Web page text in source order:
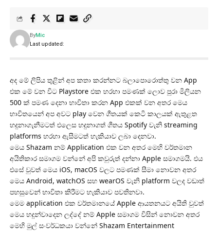
Last updated:
ByMic
අද මේ ලිපිය තුළින් අප කතා කරන්නට බලාපොරොත්තු වන App
එක මේ වන විට Playstore එක හරහා පමණක් ලොව පුරා මිලියන
500 ක් පමණ දෙනා භාවිතා කරන App එකක් වන අතර මෙය
භාවිතයෙන් අප අවට play වෙන ගීතයක් කෙටි කාලයක් ඇතුළත
හදුනාගැනීමටත් එලෙස හදුනාගත් ගීතය Spotify වැනි streaming
platforms හරහා ඇසීමටත් හැකියාව ලබා දෙනවා.
මෙය Shazam නම් Application එක වන අතර මෙහි වර්තමාන
අයිතිකාර සමාගම වන්නේ අපි කවුරුත් දන්නා Apple සමාගමයි. එය
එසේ වුවත් මෙය iOS, macOS වලට පමණක් සීමා නොවන අතර
මෙය Android, watchOS සහ wearOS වැනි platform වලද වඩාත්
පහසුවෙන් භාවිතා කිරීමට හැකියාව පවතිනවා.
මෙම application එක වර්තමානයේ Apple ආයතනයට අයිති වුවත්
මෙය හදුන්වාදෙන ලද්දේ නම් Apple සමාගම විසින් නොවන අතර
මෙහි මුල් සංවර්ධකයා වන්නේ Shazam Entertainment